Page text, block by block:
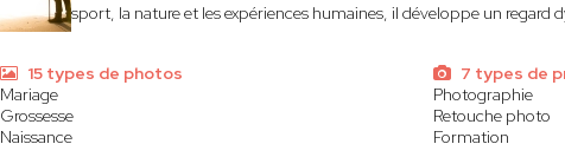
sport, la nature et les expériences humaines, il développe un
15 types de photos
Mariage
Grossesse
Naissance
7 types de
Photographie
Retouche photo
Formation